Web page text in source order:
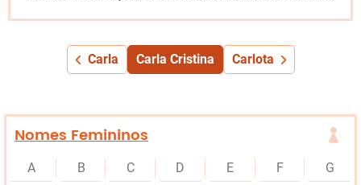
Carla Carla Cristina Carlota
Nomes Femininos
A B C D E F
G